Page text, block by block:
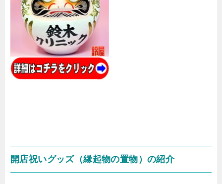
開店祝いグッズ（縁起物の置物）の紹介